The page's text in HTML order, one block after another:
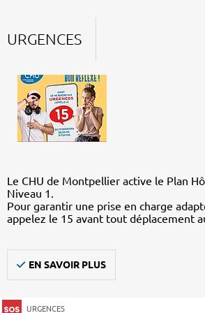
URGENCES
Le CHU de Montpellier active le Plan
Niveau 1.
Pour garantir une prise en charge
appelez le 15 avant tout déplacement
EN SAVOIR PLUS
URGENCES